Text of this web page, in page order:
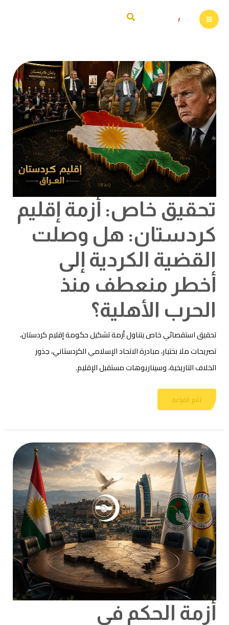
تخطي
إلى
البحث
تحقيق خاص: أزمة إقليم
كردستان: هل وصلت
القضية الكردية إلى
أخطر منعطف منذ
الحرب الأهلية؟
تحقيق استقصائي خاص يتناول أزمة تشكيل حكومة إقليم كردستان،
تصريحات ملا بختيار، مبادرة الاتحاد الإسلامي الكردستاني، جذور
الخلاف التاريخية، وسيناريوهات مستقبل الإقليم.
أزمة
إقليم
كردستان:
هل
وصلت
القضية
الكردية
إلى
أخطر
منعطف
منذ
الحرب
الأهلية؟
تابع القراءة
أزمة الحكم في
أزمة
في
كردستان
العراق..
هل
تنجح
مبادرة
الاتحاد
الإسلاميفي
كسر
الانسداد
السياسي؟